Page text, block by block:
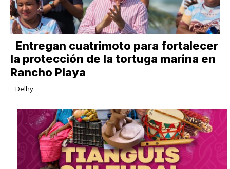
Entregan cuatrimoto para fortalecer
la protección de la tortuga marina en
Rancho Playa
Delhy